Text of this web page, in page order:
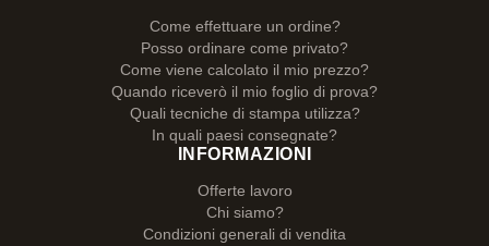
Come effettuare un ordine?
Posso ordinare come privato?
Come viene calcolato il mio prezzo?
Quando riceverò il mio foglio di prova?
Quali tecniche di stampa utilizza?
In quali paesi consegnate?
INFORMAZIONI
Offerte lavoro
Chi siamo?
Condizioni generali di vendita